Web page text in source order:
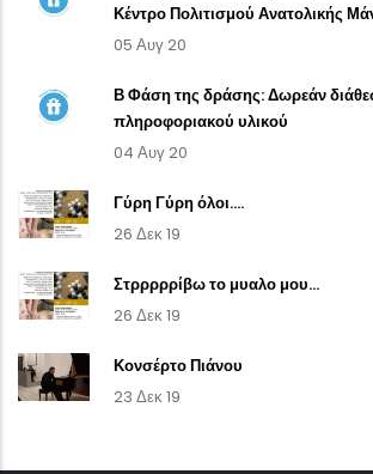
Κέντρο Πολιτισμού Ανατολικής
05 Αυγ 20
Β Φάση της δράσης: Δωρεάν
πληροφοριακού υλικού
04 Αυγ 20
Γύρη Γύρη όλοι....
26 Δεκ 19
Στρρρρρίβω το μυαλο μου...
26 Δεκ 19
Κονσέρτο Πιάνου
23 Δεκ 19